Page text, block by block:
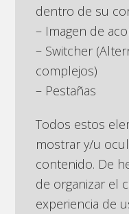
dentro de su
– Imagen de
– Switcher
complejos)
– Pestañas
Todos estos
mostrar y/u
contenido. De
de organizar el
experiencia de